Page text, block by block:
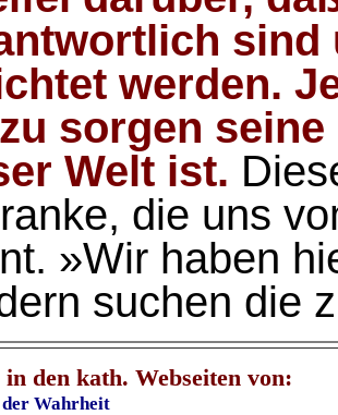
sind
werden.
sorgen
Welt ist.
die uns
»Wir haben
suchen die
in den kath. Webseiten von:
der Wahrheit